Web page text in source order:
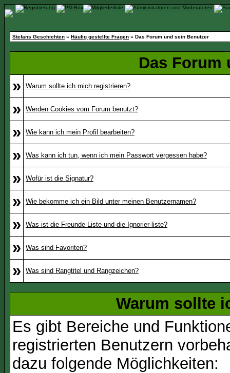
Stefans Geschichten » Häufig gestellte Fragen » Das Forum und sein Benutzer
Das Forum
»
Warum sollte ich mich registrieren?
» Werden Cookies vom Forum benutzt?
» Wie kann ich mein Profil bearbeiten?
» Was kann ich tun, wenn ich mein Passwort vergessen habe?
» Wofür ist die Signatur?
» Wie bekomme ich ein Bild unter meinen Benutzernamen?
» Was ist die Freunde-Liste und die Ignorier-liste?
» Was sind Favoriten?
» Was sind Rangtitel und Rangzeichen?
Warum sollte
Es gibt Bereiche und
registrierten Benutzern
dazu folgende Möglichkeiten: